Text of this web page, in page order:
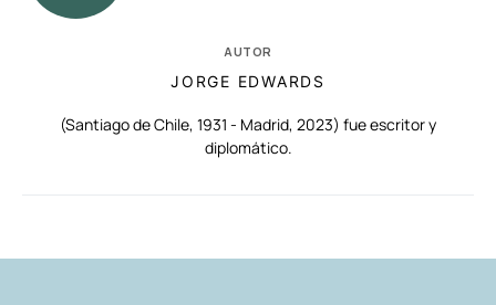
AUTOR
JORGE EDWARDS
(Santiago de Chile, 1931 - Madrid, 2023) fue escritor y
diplomático.